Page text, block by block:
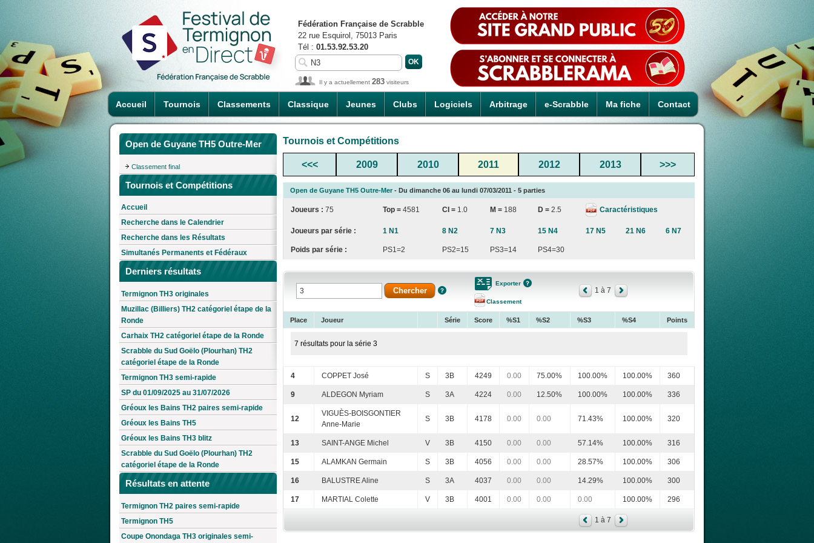
Accueil Tournois Classements Classique Jeunes Clubs Logiciels Arbitrage e-Scrabble Ma fiche Contact
Fédération Française de Scrabble
22 rue Esquirol, 75013 Paris
Tél : 01.53.92.53.20
Il y a actuellement 283 visiteurs
Open de Guyane TH5 Outre-Mer
Classement final
Tournois et Compétitions
Accueil
Recherche dans le Calendrier
Recherche dans les Résultats
Simultanés Permanents et Fédéraux
Derniers résultats
Termignon TH3 originales
Muzillac (Billiers) TH2 catégoriel étape de la
Ronde
Carhaix TH2 catégoriel étape de la Ronde
Scrabble du Sud Goëlo (Plourhan) TH2
catégoriel étape de la Ronde
Termignon TH3 semi-rapide
SP du 01/09/2025 au 31/07/2026
Gréoux les Bains TH2 paires semi-rapide
Gréoux les Bains TH5
Gréoux les Bains TH3 blitz
Scrabble du Sud Goëlo (Plourhan) TH2
catégoriel étape de la Ronde
Résultats en attente
Termignon TH2 paires semi-rapide
Termignon TH5
Coupe Onondaga TH3 originales semi-
Tournois et Compétitions
<<< 2009 2010 2011 2012 2013 >>>
Open de Guyane TH5 Outre-Mer - Du dimanche 06 au lundi 07/03/2011 - 5 parties
Joueurs : 75 Top = 4581 CI = 1.0 M = 188 D = 2.5 Caractéristiques
Joueurs par série : 1 N1 8 N2 7 N3 15 N4 17 N5 21 N6 6 N7
Poids par série : PS1=2 PS2=15 PS3=14 PS4=30
Exporter
Classement
1 à 7
Place Joueur Série Score %S1 %S2 %S3 %S4 Points
7 résultats pour la série 3
4 COPPET José S 3B 4249 0.00 75.00% 100.00% 100.00% 360
9 ALDEGON Myriam S 3A 4224 0.00 12.50% 100.00% 100.00% 336
12
VIGUÈS-BOISGONTIER
Anne-Marie
S 3B 4178 0.00 0.00 71.43% 100.00% 320
13 SAINT-ANGE Michel V 3B 4150 0.00 0.00 57.14% 100.00% 316
15 ALAMKAN Germain S 3B 4056 0.00 0.00 28.57% 100.00% 306
16 BALUSTRE Aline S 3A 4037 0.00 0.00 14.29% 100.00% 300
17 MARTIAL Colette V 3B 4001 0.00 0.00 0.00 100.00% 296
1 à 7